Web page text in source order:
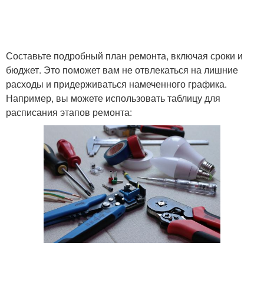
Составьте подробный план ремонта, включая сроки и
бюджет. Это поможет вам не отвлекаться на лишние
расходы и придерживаться намеченного графика.
Например, вы можете использовать таблицу для
расписания этапов ремонта: